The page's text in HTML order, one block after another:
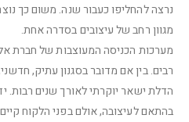
נרצה להחליפו כעבור שנה. משום כך
מגוון רחב של עיצובים בסדרה אחת.
מערכות הכניסה המעוצבות של חברת
רבים. בין אם מדובר בסגנון עתיק,
הדלת ישאר יוקרתי לאורך שנים רבות.
בהתאם לעיצובה, אולם בפני הלקוח קיים